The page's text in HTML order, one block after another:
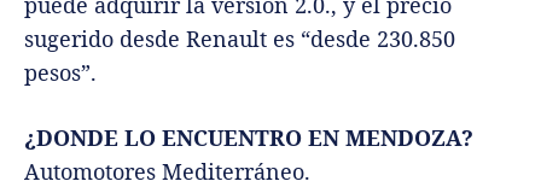
sugerido desde Renault es “desde 230.850
pesos”.
¿DONDE LO ENCUENTRO EN MENDOZA?
Automotores Mediterráneo.